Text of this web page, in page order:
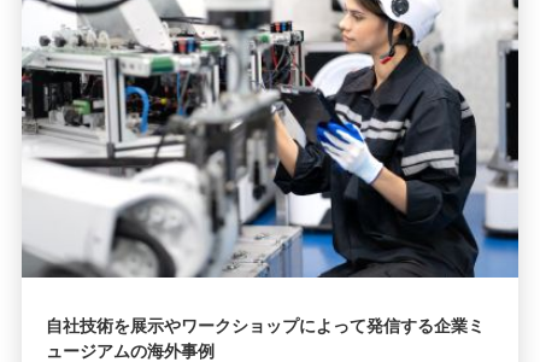
自社技術を展示やワークショップによって発信する企業ミ
ュージアムの海外事例